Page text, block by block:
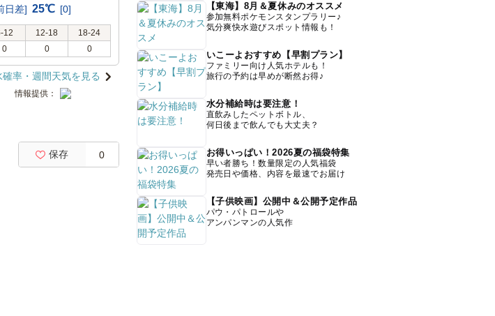
日差] 25℃ [0]
12 12-18
18-24
0 0 0
確率・週間天気を見る
情報提供：
保存 0
【東海】8月＆夏休みのオススメ
参加無料ポケモンスタンプラリー♪
気分爽快水遊びスポット情報も！
いこーよおすすめ【早割プラン】
ファミリー向け人気ホテルも！
旅行の予約は早めが断然お得♪
水分補給時は要注意！
直飲みしたペットボトル、
何日後まで飲んでも大丈夫？
お得いっぱい！2026夏の福袋特集
早い者勝ち！数量限定の人気福袋
発売日や価格、内容を最速でお届け
【子供映画】公開中＆公開予定作品
パウ・パトロールや
アンパンマンの人気作